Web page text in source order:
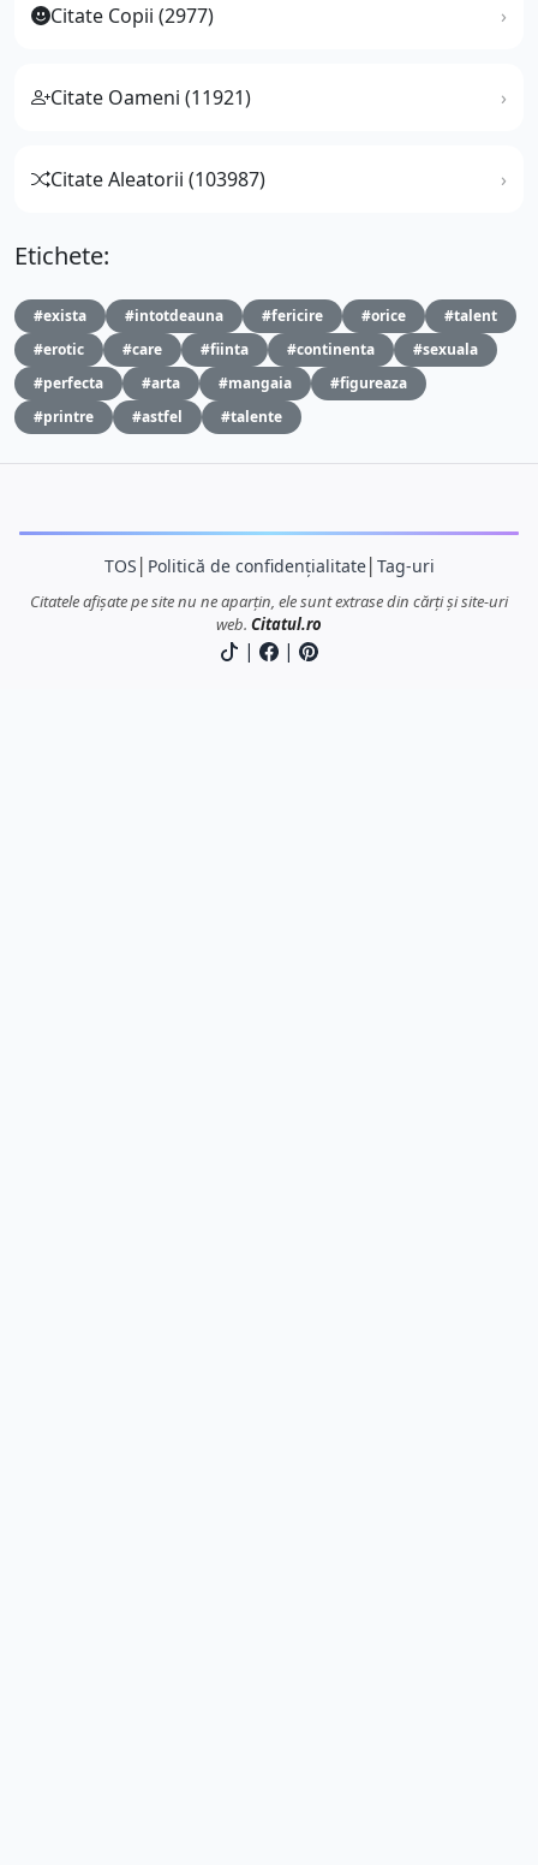
Citate Copii (2977)
Citate Oameni (11921)
Citate Aleatorii (103987)
Etichete:
#exista #intotdeauna #fericire #orice
#talent
#erotic
#care #fiinta #continenta
#sexuala
#perfecta
#arta #mangaia
#figureaza
#printre
#astfel #talente
TOS Politică de confidențialitate│ Tag-uri
Citatele afișate pe site nu ne aparțin, ele sunt extrase din cărți și site-uri
web. Citatul.ro
| |